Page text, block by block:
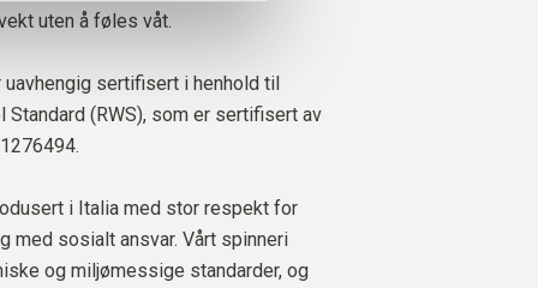
uten å føles våt.
uavhengig sertifisert i henhold til
Standard (RWS), som er sertifisert av
i Italia med stor respekt for
med sosialt ansvar. Vårt spinneri
og miljømessige standarder, og